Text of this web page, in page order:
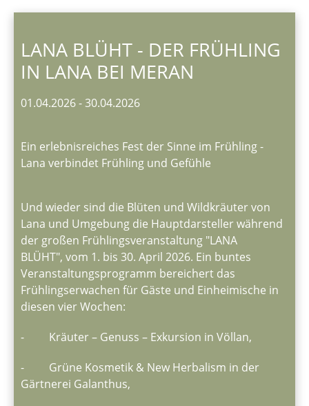
LANA BLÜHT - DER FRÜHLING
IN LANA BEI MERAN
01.04.2026-30.04.2026
Ein erlebnisreiches Fest der Sinne im Frühling -
Lana verbindet Frühling und Gefühle
Und wieder sind die Blüten und Wildkräuter von
Lana und Umgebung die Hauptdarsteller während
der großen Frühlingsveranstaltung "LANA
BLÜHT", vom 1. bis 30. April 2026. Ein buntes
Veranstaltungsprogramm bereichert das
Frühlingserwachen für Gäste und Einheimische in
diesen vier Wochen:
- Kräuter – Genuss – Exkursion in Völlan,
- Grüne Kosmetik & New Herbalism in der
Gärtnerei Galanthus,